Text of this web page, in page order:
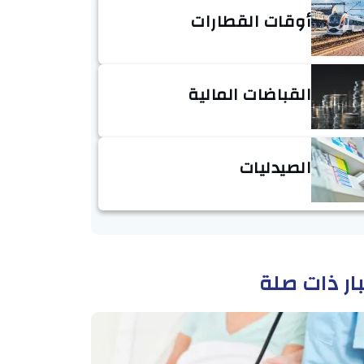
أوقات القطارات
القباضات المالية
الصيدليات
ذات صلة